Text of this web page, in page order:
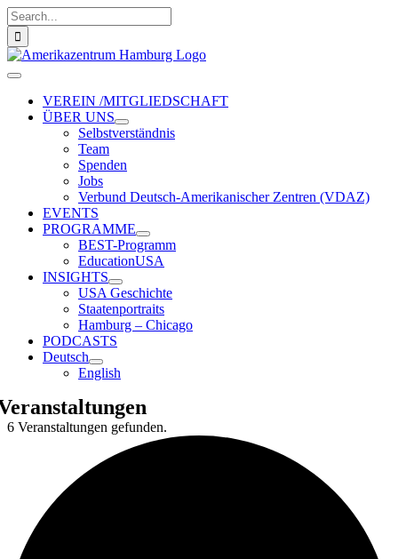
Zum
Inhalt
springen
Suche
nach:
Toggle
NavigationVEREIN /MITGLIEDSCHAFT
ÜBER UNS
Selbstverständnis
Team
Spenden
Jobs
Verbund Deutsch-Amerikanischer Zentren (VDAZ)
EVENTS
PROGRAMME
BEST-Programm
EducationUSA
INSIGHTS
USA Geschichte
Staatenportraits
Hamburg – Chicago
PODCASTS
Deutsch
English
6 Veranstaltungen gefunden.